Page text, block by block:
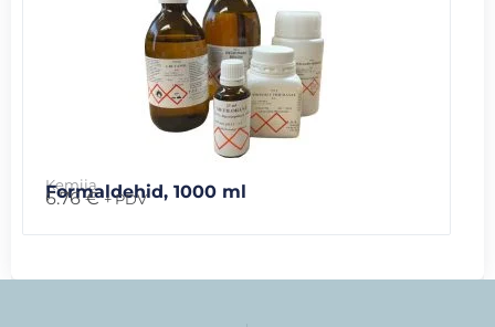
Kemija
Formaldehid, 1000 ml
6.76€ + PDV